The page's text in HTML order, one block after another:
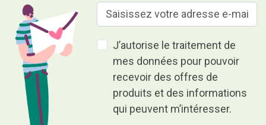
J’autorise le traitement de
mes données pour pouvoir
recevoir des offres de
produits et des informations
qui peuvent m’intéresser.